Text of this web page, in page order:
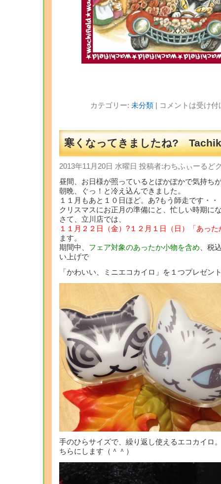
カテゴリー: 未分類| コメントは受け
寒くなってきましたね?
2013年11月20日 水曜日 投稿者:わちふぃーるど
昼間、お日様が照っているとぽかぽかで気持ち
朝晩、ぐっ！と冷え込んできました。
１１月もあと１０日ほど。あ?もう師走です・・
クリスマスにお正月の準備にと、忙しい時期に
さて、立川店では、
１１月２２日（金）?１２月１日（日）「あっ
ます。
期間中、 フェア対象のあったか小物を含め 、税
い上げで
「かわいい、ミニエコカイロ」を１つプレゼン
手のひらサイズで、繰り返し使えるエコカイ
ちらにします（＾＾）